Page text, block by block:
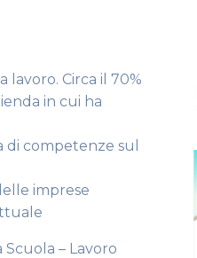
lavoro. Circa il 70%
in cui ha
di competenze sul
imprese
– Lavoro